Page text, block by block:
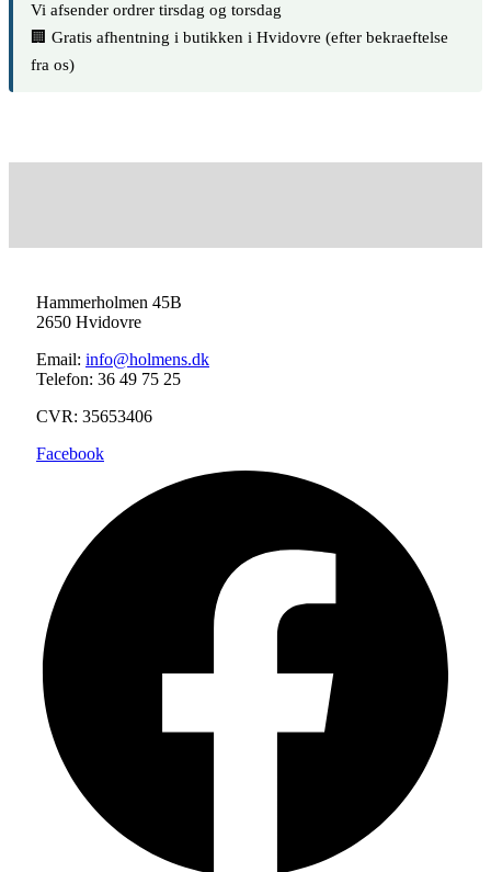
Vi afsender ordrer tirsdag og torsdag
🏢 Gratis afhentning i butikken i Hvidovre (efter bekraeftelse
fra os)
Hammerholmen 45B
2650 Hvidovre
Email: info@holmens.dk
Telefon: 36 49 75 25
CVR: 35653406
Facebook